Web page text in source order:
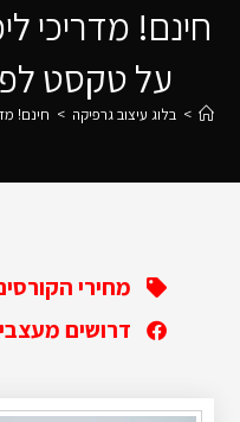
חינם! מדריכי
על טקסט
> בלוג עיצוב גרפיקה > חינם!
מחירי
דרושים